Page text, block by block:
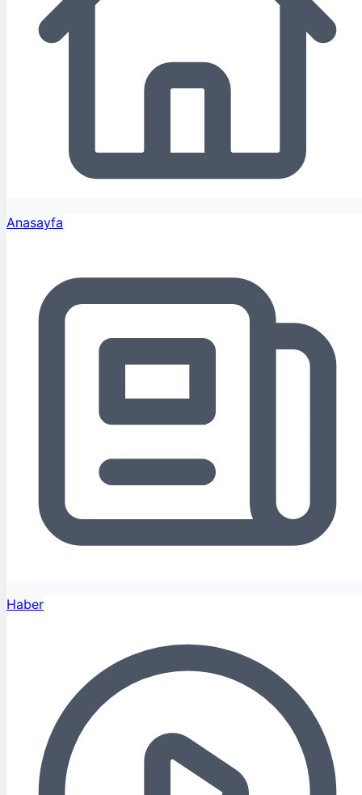
Anasayfa
Haber